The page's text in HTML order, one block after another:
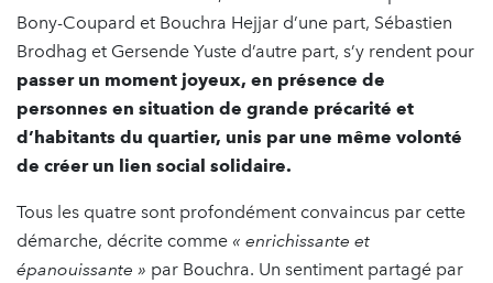
Bony-Coupard et Bouchra Hejjar d’une part, Sébastien
Brodhag et Gersende Yuste d’autre part, s’y rendent pour
passer un moment joyeux, en présence de
personnes en situation de grande précarité et
d’habitants du quartier, unis par une même volonté
de créer un lien social solidaire.
Tous les quatre sont profondément convaincus par cette
démarche, décrite comme « enrichissante et
épanouissante » par Bouchra. Un sentiment partagé par